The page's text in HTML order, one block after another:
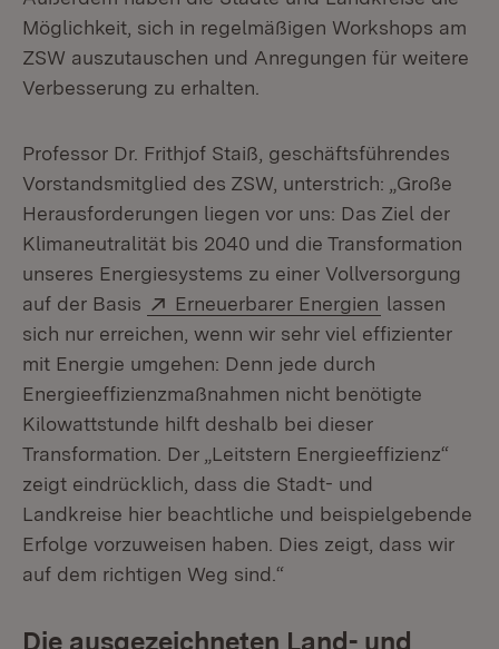
Möglichkeit, sich in regelmäßigen Workshops am
ZSW auszutauschen und Anregungen für weitere
Verbesserung zu erhalten.
Professor Dr. Frithjof Staiß, geschäftsführendes
Vorstandsmitglied des ZSW, unterstrich: „Große
Herausforderungen liegen vor uns: Das Ziel der
Klimaneutralität bis 2040 und die Transformation
unseres Energiesystems zu einer Vollversorgung
auf der Basis
Extern:
Erneuerbarer Energien (Öffnet in
lassen
sich nur erreichen, wenn wir sehr viel effizienter
mit Energie umgehen: Denn jede durch
Energieeffizienzmaßnahmen nicht benötigte
Kilowattstunde hilft deshalb bei dieser
Transformation. Der „Leitstern Energieeffizienz“
zeigt eindrücklich, dass die Stadt- und
Landkreise hier beachtliche und beispielgebende
Erfolge vorzuweisen haben. Dies zeigt, dass wir
auf dem richtigen Weg sind.“
Die ausgezeichneten Land- und